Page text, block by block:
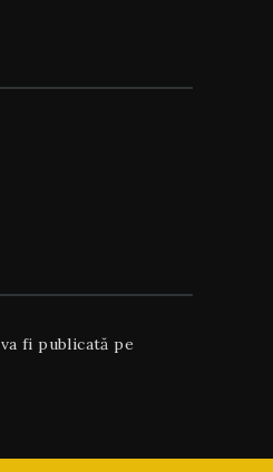
fi publicată pe